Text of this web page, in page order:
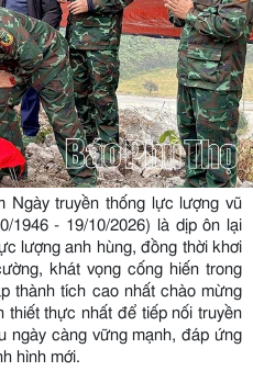
Ngày truyền thống lực lượng vũ
1946 - 19/10/2026) là dịp ôn lại
lượng anh hùng, đồng thời khơi
khát vọng cống hiến trong
thành tích cao nhất chào mừng
thiết thực nhất để tiếp nối truyền
ngày càng vững mạnh, đáp ứng
hình mới.